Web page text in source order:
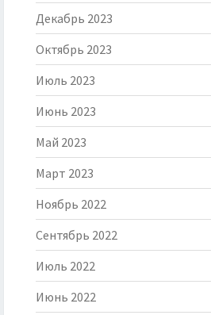
Декабрь 2023
Октябрь 2023
Июль 2023
Июнь 2023
Май 2023
Март 2023
Ноябрь 2022
Сентябрь 2022
Июль 2022
Июнь 2022